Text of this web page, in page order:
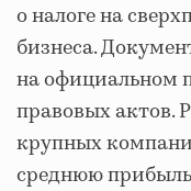
о налоге на
бизнеса.
на официальном
правовых актов.
крупных
среднюю прибыль